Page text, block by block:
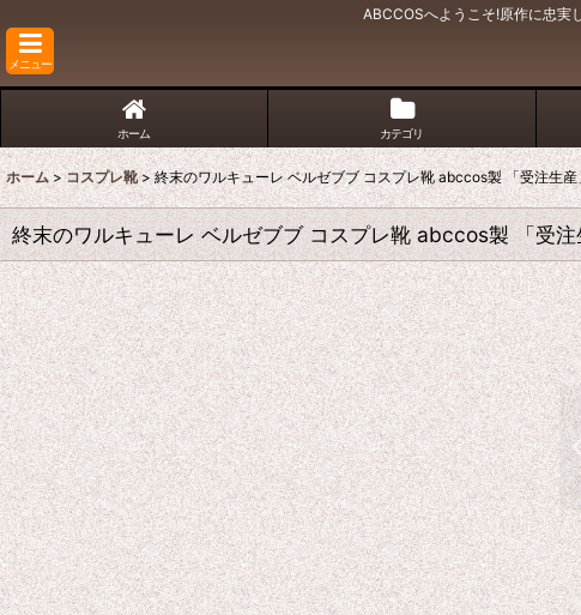
ABCCOSへようこそ!原作に忠実
メニュー
ホーム カテゴリ
ホーム > コスプレ靴 > 終末のワルキューレ ベルゼブブ コスプレ靴 abccos製 「受注生産
終末のワルキューレ ベルゼブブ コスプレ靴 abccos製 「受注